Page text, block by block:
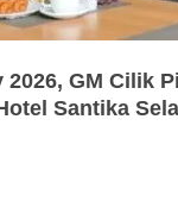
2026, GM Cilik
Santika